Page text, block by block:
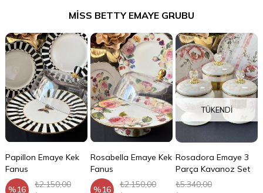
MISS BETTY EMAYE GRUBU
Papillon Emaye Kek
Fanus
%16
₺2.150,00
Rosabella Emaye Kek
Fanus
%16
₺2.150,00
TÜKENDI
Rosadora Emaye 3
Parça Kavanoz Set
₺5.340,00